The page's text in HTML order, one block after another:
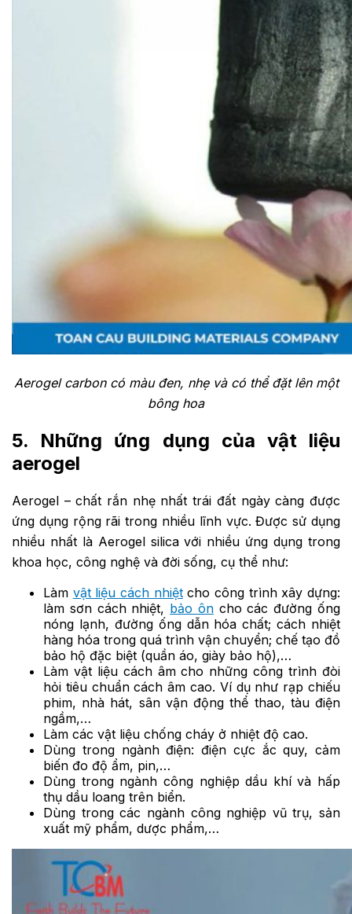
Aerogel carbon có màu đen, nhẹ và có thể đặt lên một
bông hoa
5. Những ứng dụng của vật liệu
aerogel
Aerogel – chất rắn nhẹ nhất trái đất ngày càng được
ứng dụng rộng rãi trong nhiều lĩnh vực. Được sử dụng
nhiều nhất là Aerogel silica với nhiều ứng dụng trong
khoa học, công nghệ và đời sống, cụ thể như:
Làm vật liệu cách nhiệtcho công trình xây dựng:
làm sơn cách nhiệt, bảo ôncho các đường ống
nóng lạnh, đường ống dẫn hóa chất; cách nhiệt
hàng hóa trong quá trình vận chuyển; chế tạo đồ
bảo hộ đặc biệt (quần áo, giày bảo hộ),…
Làm vật liệu cách âm cho những công trình đòi
hỏi tiêu chuẩn cách âm cao. Ví dụ như rạp chiếu
phim, nhà hát, sân vận động thể thao, tàu điện
ngầm,…
Làm các vật liệu chống cháy ở nhiệt độ cao.
Dùng trong ngành điện: điện cực ắc quy, cảm
biến đo độ ẩm, pin,…
Dùng trong ngành công nghiệp dầu khí và hấp
thụ dầu loang trên biển.
Dùng trong các ngành công nghiệp vũ trụ, sản
xuất mỹ phẩm, dược phẩm,…